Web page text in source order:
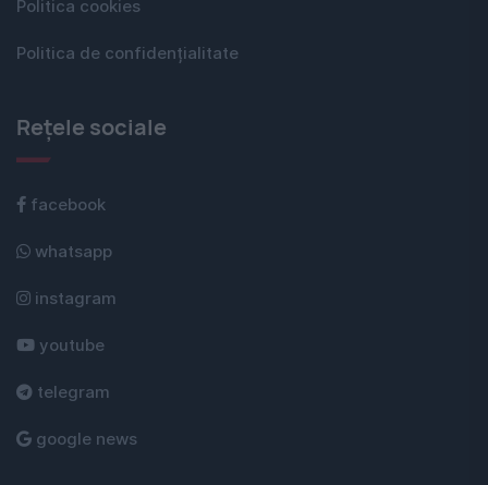
Politica cookies
Politica de confidențialitate
Rețele sociale
facebook
whatsapp
instagram
youtube
telegram
google news